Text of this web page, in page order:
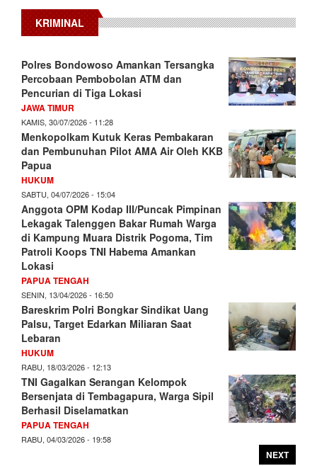
KRIMINAL
Polres Bondowoso Amankan Tersangka
Percobaan Pembobolan ATM dan
Pencurian di Tiga Lokasi
JAWA TIMUR
KAMIS, 30/07/2026 - 11:28
Menkopolkam Kutuk Keras Pembakaran
dan Pembunuhan Pilot AMA Air Oleh KKB
Papua
HUKUM
SABTU, 04/07/2026 - 15:04
Anggota OPM Kodap III/Puncak Pimpinan
Lekagak Talenggen Bakar Rumah Warga
di Kampung Muara Distrik Pogoma, Tim
Patroli Koops TNI Habema Amankan
Lokasi
PAPUA TENGAH
SENIN, 13/04/2026 - 16:50
Bareskrim Polri Bongkar Sindikat Uang
Palsu, Target Edarkan Miliaran Saat
Lebaran
HUKUM
RABU, 18/03/2026 - 12:13
TNI Gagalkan Serangan Kelompok
Bersenjata di Tembagapura, Warga Sipil
Berhasil Diselamatkan
PAPUA TENGAH
RABU, 04/03/2026 - 19:58
NEXT